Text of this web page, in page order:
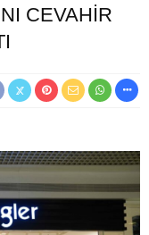
CEVAHİR